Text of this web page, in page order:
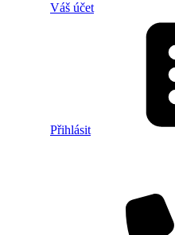
Váš účet
Přihlásit